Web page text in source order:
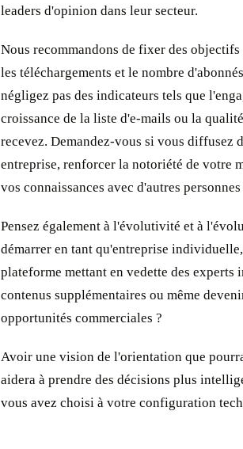
leaders d'opinion dans leur secteur.
Nous recommandons de fixer des
les téléchargements et le nombre
négligez pas des indicateurs tels que
croissance de la liste d'e-mails ou la
recevez. Demandez-vous si vous diffusez
entreprise, renforcer la notoriété de votre
vos connaissances avec d'autres
Pensez également à l'évolutivité et à
démarrer en tant qu'entreprise
plateforme mettant en vedette des experts
contenus supplémentaires ou même
opportunités commerciales ?
Avoir une vision de l'orientation que
aidera à prendre des décisions plus
vous avez choisi à votre configuration